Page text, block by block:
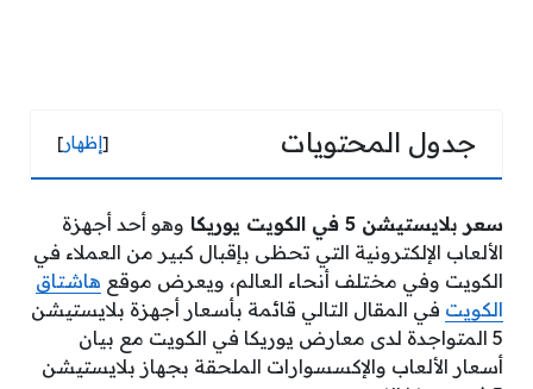
جدول المحتويات [إظهار]
سعر بلايستيشن 5 في الكويت يوريكا
وهو أحد أجهزة
الألعاب الإلكترونية التي تحظى بإقبال كبير من العملاء في
الكويت وفي مختلف أنحاء العالم، ويعرض موقع هاشتاق
الكويت في المقال التالي قائمة بأسعار أجهزة بلايستيشن
5 المتواجدة لدى معارض يوريكا في الكويت مع بيان
أسعار الألعاب والإكسسوارات الملحقة بجهاز بلايستيشن